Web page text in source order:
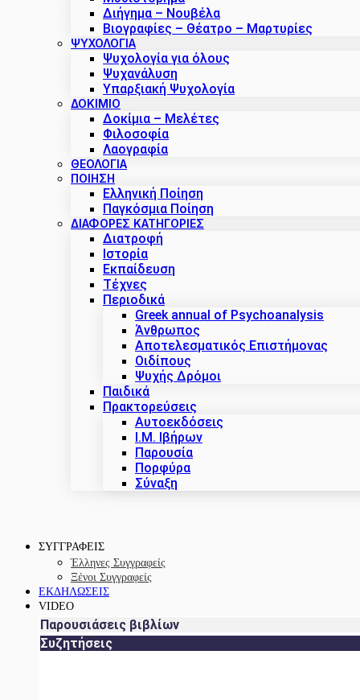
Διήγημα – Νουβέλα
Βιογραφίες – Θέατρο – Μαρτυρίες
ΨΥΧΟΛΟΓΙΑ
Ψυχολογία για όλους
Ψυχανάλυση
Υπαρξιακή Ψυχολογία
ΔΟΚΊΜΙΟ
Δοκίμια – Μελέτες
Φιλοσοφία
Λαογραφία
ΘΕΟΛΟΓΙΑ
ΠΟΙΗΣΗ
Ελληνική Ποίηση
Παγκόσμια Ποίηση
ΔΙΑΦΟΡΕΣ ΚΑΤΗΓΟΡΙΕΣ
Διατροφή
Ιστορία
Εκπαίδευση
Τέχνες
Περιοδικά
Greek annual of Psychoanalysis
Άνθρωπος
Αποτελεσματικός Επιστήμονας
Οιδίπους
Ψυχής Δρόμοι
Παιδικά
Πρακτoρεύσεις
Αυτοεκδόσεις
Ι.Μ. Ιβήρων
Παρουσία
Πορφύρα
Σύναξη
ΣΥΓΓΡΑΦΕΙΣ
Έλληνες Συγγραφείς
Ξένοι Συγγραφείς
ΕΚΔΗΛΩΣΕΙΣ
VIDEO
Παρουσιάσεις βιβλίων
Συζητήσεις